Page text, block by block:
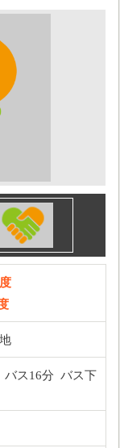
バス16分 バス下